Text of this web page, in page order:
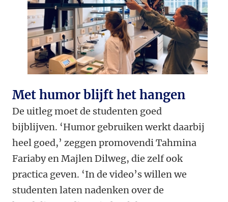
Met humor blijft het hangen
De uitleg moet de studenten goed
bijblijven. ‘Humor gebruiken werkt daarbij
heel goed,’ zeggen promovendi Tahmina
Fariaby en Majlen Dilweg, die zelf ook
practica geven. ‘In de video’s willen we
studenten laten nadenken over de